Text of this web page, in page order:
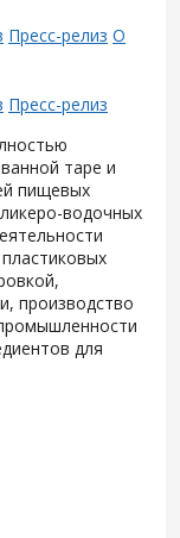
Пресс-релиз О
Пресс-релиз
таре и
пищевых
водочных
производство
для